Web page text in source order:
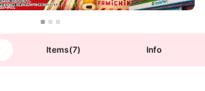
Items(7) Info